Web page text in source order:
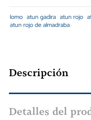
lomo atun gadira atun rojo
atun rojo de almadraba
Descripción
Detalles del